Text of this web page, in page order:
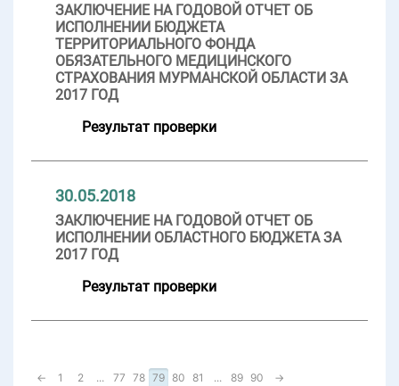
ЗАКЛЮЧЕНИЕ НА ГОДОВОЙ ОТЧЕТ ОБ
ИСПОЛНЕНИИ БЮДЖЕТА
ТЕРРИТОРИАЛЬНОГО ФОНДА
ОБЯЗАТЕЛЬНОГО МЕДИЦИНСКОГО
СТРАХОВАНИЯ МУРМАНСКОЙ ОБЛАСТИ ЗА
2017 ГОД
Результат проверки
30.05.2018
ЗАКЛЮЧЕНИЕ НА ГОДОВОЙ ОТЧЕТ ОБ
ИСПОЛНЕНИИ ОБЛАСТНОГО БЮДЖЕТА ЗА
2017 ГОД
Результат проверки
← 1 2 ... 77 78 79 80 81 ... 89 90 →